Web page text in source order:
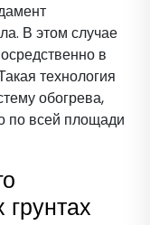
В этом случае
в
технология
обогрева,
по всей площади